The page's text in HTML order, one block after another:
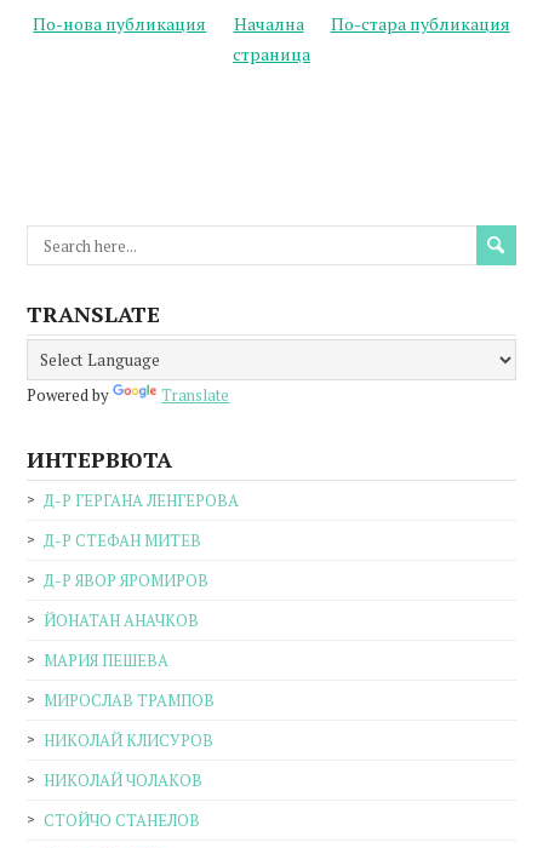
По-нова публикация По-стара публикация
Начална
страница
TRANSLATE
Powered by Translate
ИНТЕРВЮТА
Д-Р ГЕРГАНА ЛЕНГЕРОВА
Д-Р СТЕФАН МИТЕВ
Д-Р ЯВОР ЯРОМИРОВ
ЙОНАТАН АНАЧКОВ
МАРИЯ ПЕШЕВА
МИРОСЛАВ ТРАМПОВ
НИКОЛАЙ КЛИСУРОВ
НИКОЛАЙ ЧОЛАКОВ
СТОЙЧО СТАНЕЛОВ